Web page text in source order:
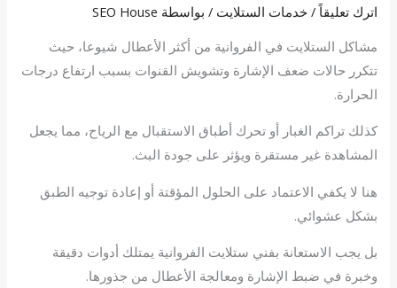
اترك تعليقاً /خدمات الستلايت / بواسطة SEO House
مشاكل الستلايت في الفروانية من أكثر الأعطال شيوعا، حيث
تتكرر حالات ضعف الإشارة وتشويش القنوات بسبب ارتفاع درجات
الحرارة.
كذلك تراكم الغبار أو تحرك أطباق الاستقبال مع الرياح، مما يجعل
المشاهدة غير مستقرة ويؤثر على جودة البث.
هنا لا يكفي الاعتماد على الحلول المؤقتة أو إعادة توجيه الطبق
بشكل عشوائي.
بل يجب الاستعانة بفني ستلايت الفروانية يمتلك أدوات دقيقة
وخبرة في ضبط الإشارة ومعالجة الأعطال من جذورها.